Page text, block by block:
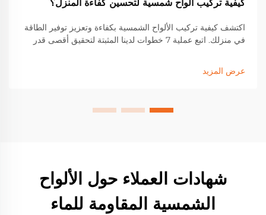
كيفية تركيب ألواح شمسية لتحسين كفاءة المنزل؟
اكتشف كيفية تركيب الألواح الشمسية بكفاءة وتعزيز توفير الطاقة
في منزلك. اتبع عملية 7 خطوات لدينا المثبتة لتحقيق أقصى قدر
عرض المزيد
شهادات العملاء حول الألواح
الشمسية المقاومة للماء